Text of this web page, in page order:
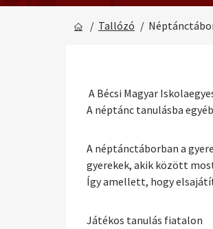
/ Tallózó /
A Bécsi Magyar
A néptánc tanulásba
A néptánctáborban a
gyerekek, akik között
Így amellett, hogy
Játékos tanulás fiatalon